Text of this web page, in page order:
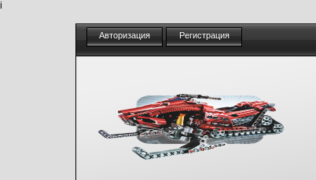
i
Авторизация Регистрация